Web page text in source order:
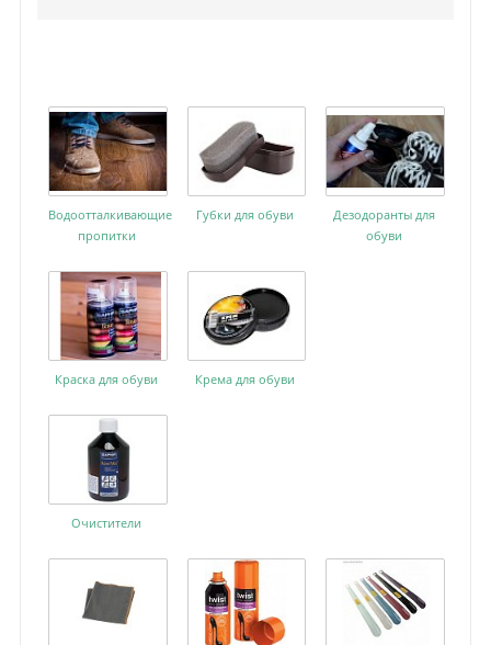
Водоотталкивающие
пропитки
Губки для обуви
Дезодоранты для
обуви
Краска для обуви Крема для обуви
Очистители